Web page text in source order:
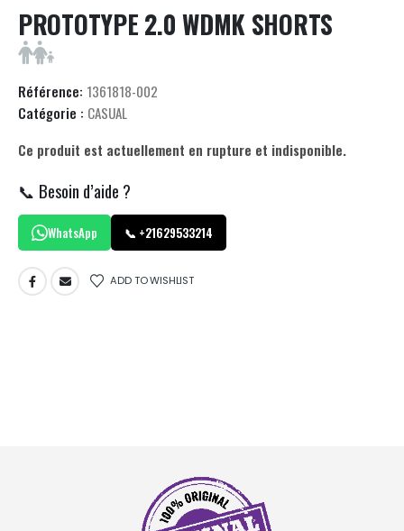
PROTOTYPE 2.0 WDMK SHORTS
Référence: 1361818-002
Catégorie : CASUAL
Ce produit est actuellement en rupture et indisponible.
📞 Besoin d’aide ?
WhatsApp 📞 +21629533214
ADD TO WISHLIST